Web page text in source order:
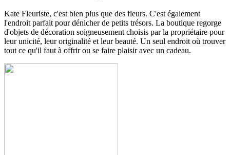
Kate Fleuriste, c'est bien plus que des fleurs. C'est également
l'endroit parfait pour dénicher de petits trésors. La boutique regorge
d'objets de décoration soigneusement choisis par la propriétaire pour
leur unicité, leur originalité et leur beauté. Un seul endroit où trouver
tout ce qu'il faut à offrir ou se faire plaisir avec un cadeau.